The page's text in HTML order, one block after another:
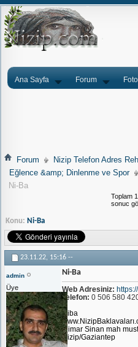
Ana Sayfa Forum
Forum
Nizip Telefon Adres
Eğlence &amp; Dinlenme ve Spor
Ni-Ba
Toplam
sonuc
Konu: Ni-Ba
23.11.22, 15:16 --
admin
Üye
Ni-Ba
Web Adresiniz:
Telefon: 0 506 580
Niba
Mimar Sinan mah
Nizip/Gaziantep